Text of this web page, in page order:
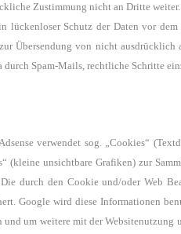
Zustimmung nicht an Dritte
lückenloser Schutz der Daten vor
von nicht
durch Spam-Mails, rechtliche Schritte
verwendet sog. „Cookies“
(kleine unsichtbare Grafiken) zur
durch den Cookie und/oder Web
Google wird diese Informationen
und um weitere mit der